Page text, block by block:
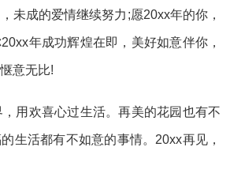
未成的爱情继续努力;愿20xx年的你，
年成功辉煌在即，美好如意伴你，
意无比!
用欢喜心过生活。再美的花园也有不
生活都有不如意的事情。20xx再见，